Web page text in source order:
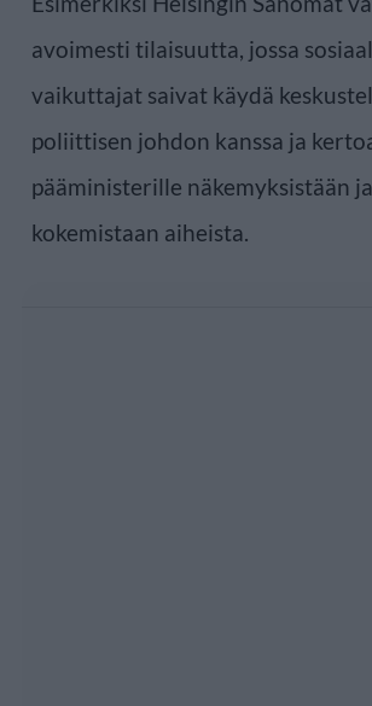
avoimesti tilaisuutta, jossa
vaikuttajat saivat käydä
poliittisen johdon kanssa ja
pääministerille näkemyksistään
kokemistaan aiheista.